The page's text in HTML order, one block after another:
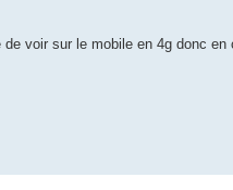
voir sur le mobile en 4g donc